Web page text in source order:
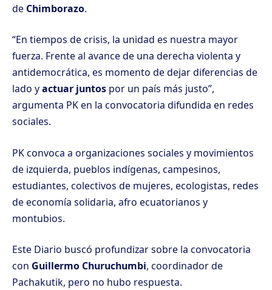
de Chimborazo.
“En tiempos de crisis, la unidad es nuestra mayor
fuerza. Frente al avance de una derecha violenta y
antidemocrática, es momento de dejar diferencias de
lado yactuar juntos por un país más justo”,
argumenta PK en la convocatoria difundida en redes
sociales.
PK convoca a organizaciones sociales y movimientos
de izquierda, pueblos indígenas, campesinos,
estudiantes, colectivos de mujeres, ecologistas, redes
de economía solidaria, afro ecuatorianos y
montubios.
Este Diario buscó profundizar sobre la convocatoria
con Guillermo Churuchumbi, coordinador de
Pachakutik, pero no hubo respuesta.